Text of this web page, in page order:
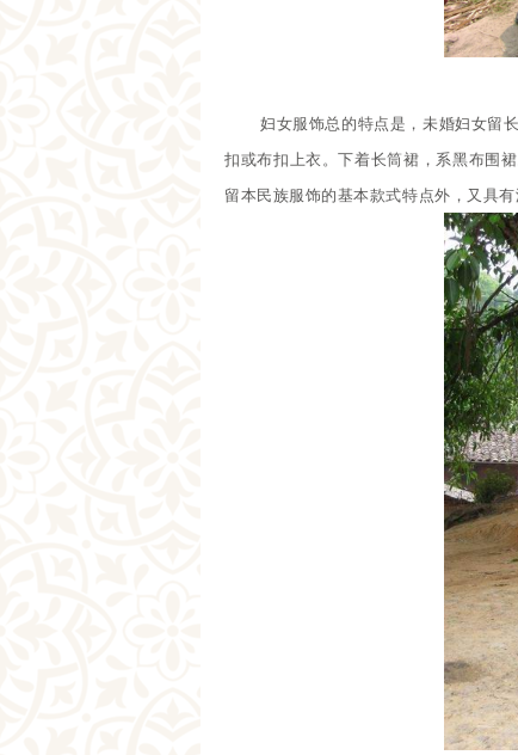
妇女服饰总的特点是，未婚妇女留
扣或布扣上衣。下着长筒裙，系黑布围
留本民族服饰的基本款式特点外，又具有